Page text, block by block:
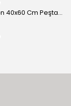
%100 Cotton 40x60 Cm Peştamal Kurulama Bezi 4 Lü Set